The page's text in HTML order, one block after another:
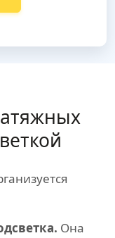
Она